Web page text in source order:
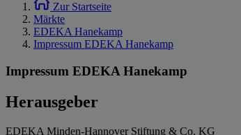
Zur Startseite
Märkte
EDEKA Hanekamp
Impressum EDEKA Hanekamp
Impressum EDEKA Hanekamp
Herausgeber
EDEKA Minden-Hannover Stiftung & Co. KG